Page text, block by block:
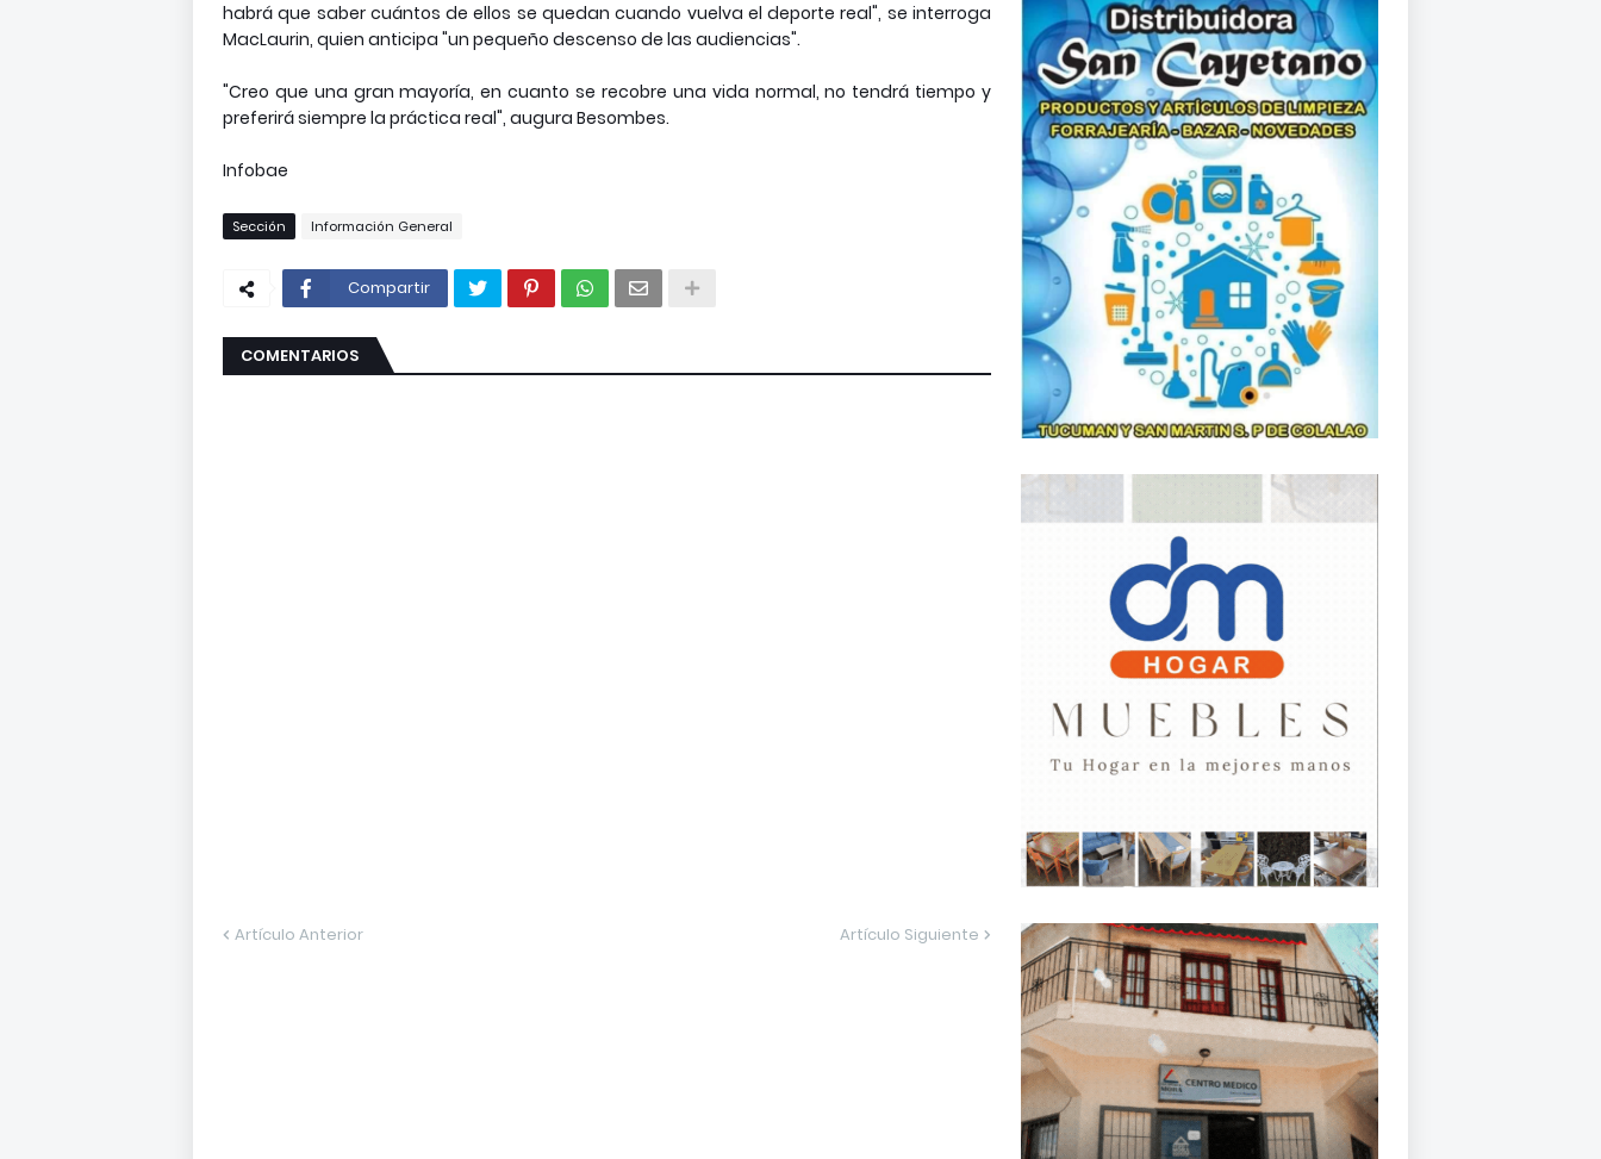
habrá que saber cuántos de ellos se quedan cuando vuelva el deporte real", se interroga
MacLaurin, quien anticipa "un pequeño descenso de las audiencias".
"Creo que una gran mayoría, en cuanto se recobre una vida normal, no tendrá tiempo y
preferirá siempre la práctica real", augura Besombes.
Infobae
Sección Información General
Compartir
COMENTARIOS
Artículo Anterior Artículo Siguiente